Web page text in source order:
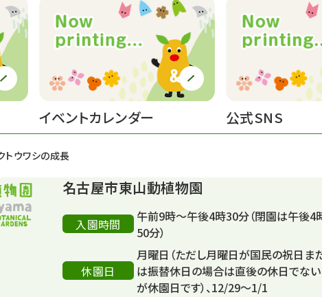
トウワシの成長
イベントカレンダー 公式SNS
名古屋市東山動植物園
入園時間
午前9時～午後4時30分（閉園は午後4
50分）
休園日
月曜日（ただし月曜日が国民の祝日ま
は振替休日の場合は直後の休日でない
が休園日です）、12/29～1/1